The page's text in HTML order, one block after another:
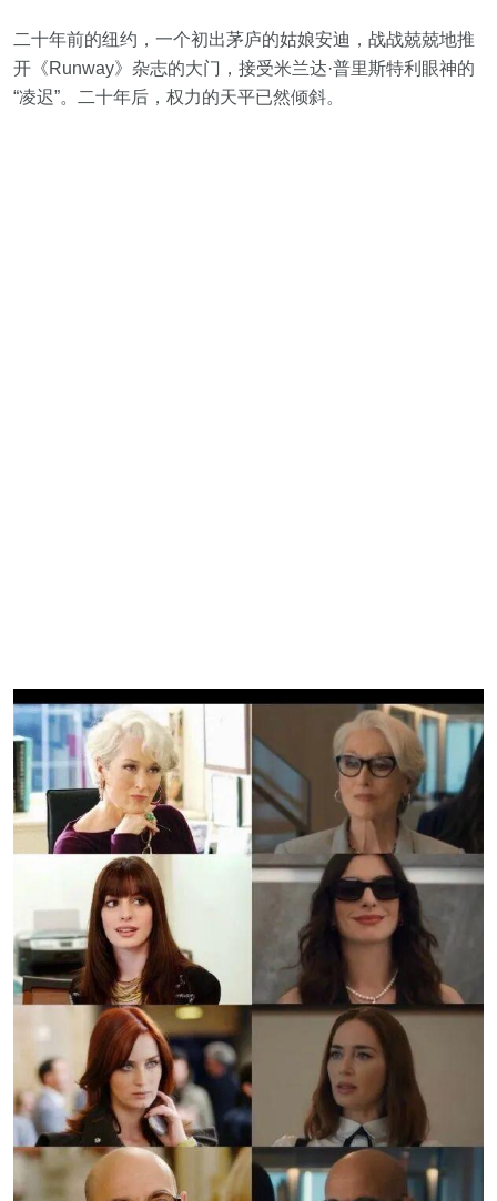
二十年前的纽约，一个初出茅庐的姑娘安迪，战战兢兢地推
开《Runway》杂志的大门，接受米兰达·普里斯特利眼神的
“凌迟”。二十年后，权力的天平已然倾斜。